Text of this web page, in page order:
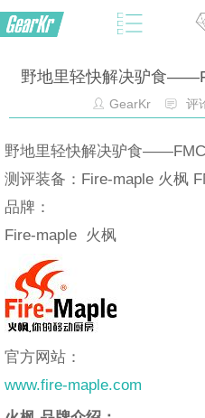
野地里轻快解决驴食
GearKr 评
野地里轻快解决驴食
测评装备：Fire-maple 火枫
品牌：
Fire-maple 火枫
官方网站：
www.fire-maple.com